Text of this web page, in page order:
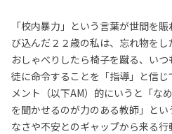
「校内暴力」という言葉が世間を
び込んだ２２歳の私は、忘れ物を
おしゃべりしたら椅子を蹴る、い
徒に命令することを「指導」と信
メント（以下AM）的にいうと「な
を聞かせるのが力のある教師」と
なさや不安とのギャップから来る